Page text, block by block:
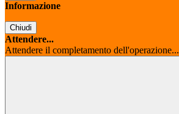
Informazione
Chiudi
Attendere...
Attendere il completamento dell'operazione...